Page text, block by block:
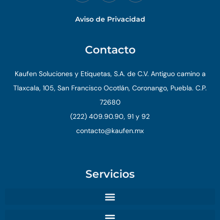
Aviso de Privacidad
Contacto
Kaufen Soluciones y Etiquetas, S.A. de C.V. Antiguo camino a
Tlaxcala, 105, San Francisco Ocotlán, Coronango, Puebla. C.P.
72680
(222) 409.90.90, 91 y 92
contacto@kaufen.mx
Servicios